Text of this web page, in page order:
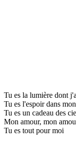
Tu es la lumière dont
Tu es l'espoir dans
Tu es un cadeau des
Mon amour, mon
Tu es tout pour moi